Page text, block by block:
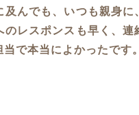
んでも、いつも親身に
のレスポンスも早く、
で本当によかったです。